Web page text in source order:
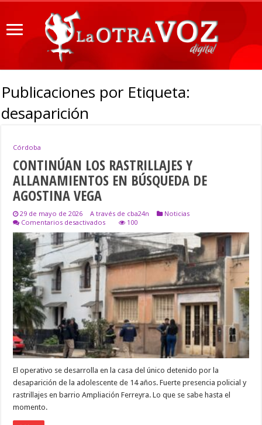
Publicaciones por Etiqueta:
desaparición
Córdoba
CONTINÚAN LOS RASTRILLAJES Y
ALLANAMIENTOS EN BÚSQUEDA DE
AGOSTINA VEGA
29 de mayo de 2026 A través de cba24n
Noticias
Comentarios desactivadosen
CONTINÚAN
LOS
RASTRILLAJES
Y
ALLANAMIENTOS
EN
BÚSQUEDA
DE
AGOSTINA
100
El operativo se desarrolla en la casa del único detenido por la
desaparición de la adolescente de 14 años. Fuerte presencia policial y
rastrillajes en barrio Ampliación Ferreyra. Lo que se sabe hasta el
momento.